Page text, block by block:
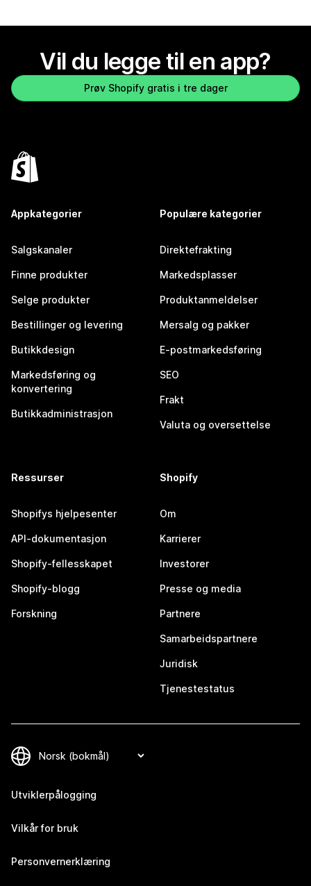
Vil du legge til en app?
Prøv Shopify gratis i tre dager
Appkategorier
Salgskanaler
Finne produkter
Selge produkter
Bestillinger og levering
Butikkdesign
Markedsføring og
konvertering
Butikkadministrasjon
Populære kategorier
Direktefrakting
Markedsplasser
Produktanmeldelser
Mersalg og pakker
E-postmarkedsføring
SEO
Frakt
Valuta og oversettelse
Ressurser
Shopifys hjelpesenter
API-dokumentasjon
Shopify-fellesskapet
Shopify-blogg
Forskning
Shopify
Om
Karrierer
Investorer
Presse og media
Partnere
Samarbeidspartnere
Juridisk
Tjenestestatus
Utviklerpålogging
Vilkår for bruk
Personvernerklæring